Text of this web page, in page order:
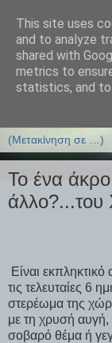
Online Μαθήματα
Το ένα
Είναι
τις τελευταίες 6
στερέωμα της
με τη χρυσή
σοβαρό θέμα ή
This site uses
and to analyze
shared with
metrics to
statistics, and